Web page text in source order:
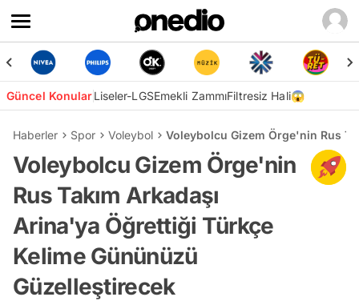
Güncel KonularLiseler-LGSEmekli ZammıFiltresiz Hali😱
Haberler Spor Voleybol Voleybolcu Gizem Örge'nin Rus
Voleybolcu Gizem Örge'nin
Rus Takım Arkadaşı
Arina'ya Öğrettiği Türkçe
Kelime Gününüzü
Güzelleştirecek